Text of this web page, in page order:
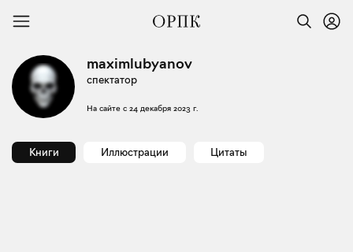
maximlubyanov
спектатор
На сайте с 24 декабря 2023 г.
Книги Иллюстрации Цитаты